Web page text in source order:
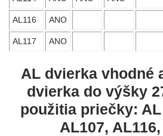
AL116 ANO
AL117 ANO
AL dvierka vhodné
dvierka do výšky
použitia priečky: AL
AL107,